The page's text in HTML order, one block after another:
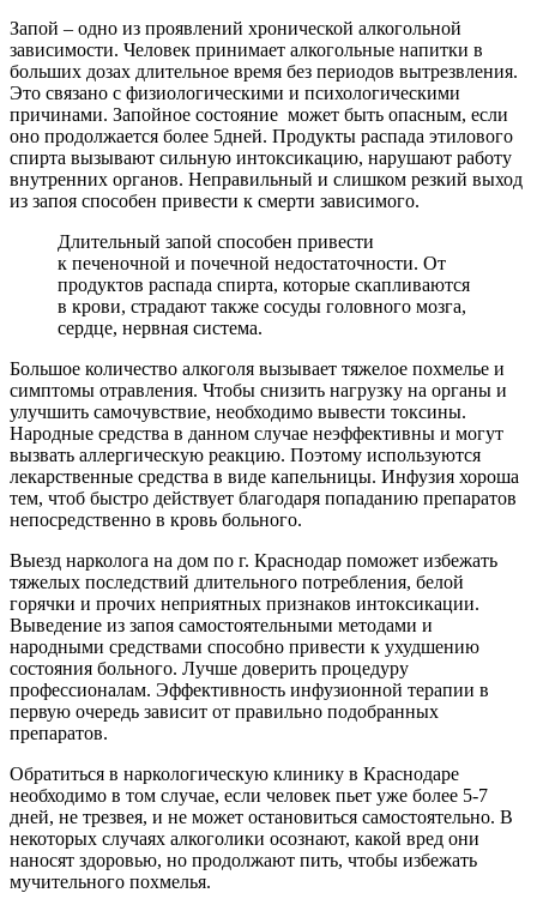
Запой – одно из проявлений хронической алкогольной
зависимости. Человек принимает алкогольные напитки в
больших дозах длительное время без периодов вытрезвления.
Это связано с физиологическими и психологическими
причинами. Запойное состояние может быть опасным, если
оно продолжается более 5дней. Продукты распада этилового
спирта вызывают сильную интоксикацию, нарушают работу
внутренних органов. Неправильный и слишком резкий выход
из запоя способен привести к смерти зависимого.
Длительный запой способен привести
к печеночной и почечной недостаточности. От
продуктов распада спирта, которые скапливаются
в крови, страдают также сосуды головного мозга,
сердце, нервная система.
Большое количество алкоголя вызывает тяжелое похмелье и
симптомы отравления. Чтобы снизить нагрузку на органы и
улучшить самочувствие, необходимо вывести токсины.
Народные средства в данном случае неэффективны и могут
вызвать аллергическую реакцию. Поэтому используются
лекарственные средства в виде капельницы. Инфузия хороша
тем, чтоб быстро действует благодаря попаданию препаратов
непосредственно в кровь больного.
Выезд нарколога на дом по г. Краснодар поможет избежать
тяжелых последствий длительного потребления, белой
горячки и прочих неприятных признаков интоксикации.
Выведение из запоя самостоятельными методами и
народными средствами способно привести к ухудшению
состояния больного. Лучше доверить процедуру
профессионалам. Эффективность инфузионной терапии в
первую очередь зависит от правильно подобранных
препаратов.
Обратиться в наркологическую клинику в Краснодаре
необходимо в том случае, если человек пьет уже более 5-7
дней, не трезвея, и не может остановиться самостоятельно. В
некоторых случаях алкоголики осознают, какой вред они
наносят здоровью, но продолжают пить, чтобы избежать
мучительного похмелья.